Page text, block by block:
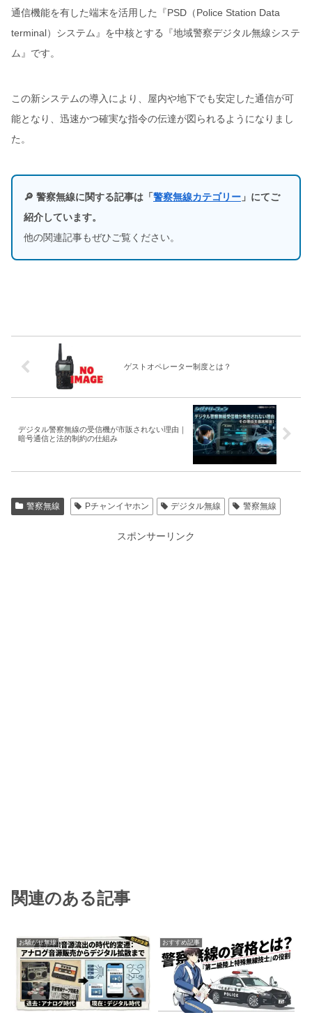
通信機能を有した端末を活用した『PSD（Police Station Data
terminal）システム』を中核とする『地域警察デジタル無線システ
ム』です。
この新システムの導入により、屋内や地下でも安定した通信が可
能となり、迅速かつ確実な指令の伝達が図られるようになりまし
た。
🔎 警察無線に関する記事は「 警察無線カテゴリー 」にてご
紹介しています。
他の関連記事もぜひご覧ください。
ゲストオペレーター制度とは？
デジタル警察無線の受信機が市販されない理由｜
暗号通信と法的制約の仕組み
警察無線 Pチャンイヤホン デジタル無線 警察無線
スポンサーリンク
関連のある記事
お騒がせ無線 おすすめ記事